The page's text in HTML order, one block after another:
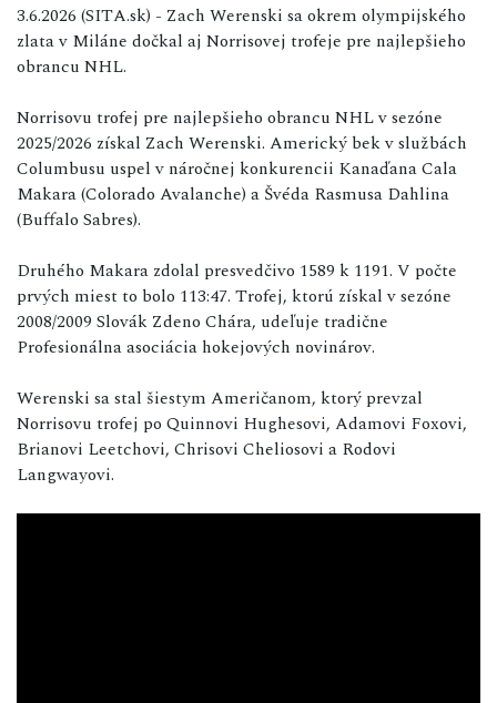
3.6.2026 (SITA.sk) - Zach Werenski sa okrem olympijského
zlata v Miláne dočkal aj Norrisovej trofeje pre najlepšieho
obrancu NHL.
Norrisovu trofej pre najlepšieho obrancu NHL v sezóne
2025/2026 získal Zach Werenski. Americký bek v službách
Columbusu uspel v náročnej konkurencii Kanaďana Cala
Makara (Colorado Avalanche) a Švéda Rasmusa Dahlina
(Buffalo Sabres).
Druhého Makara zdolal presvedčivo 1589 k 1191. V počte
prvých miest to bolo 113:47. Trofej, ktorú získal v sezóne
2008/2009 Slovák Zdeno Chára, udeľuje tradične
Profesionálna asociácia hokejových novinárov.
Werenski sa stal šiestym Američanom, ktorý prevzal
Norrisovu trofej po Quinnovi Hughesovi, Adamovi Foxovi,
Brianovi Leetchovi, Chrisovi Cheliosovi a Rodovi
Langwayovi.